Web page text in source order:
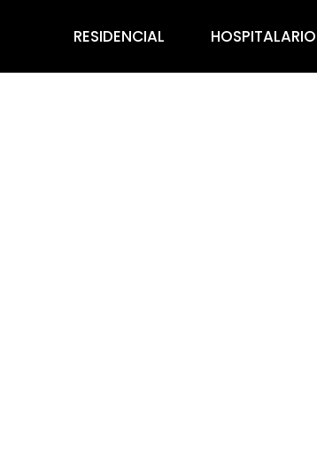
RESIDENCIAL HOSPITALARIO